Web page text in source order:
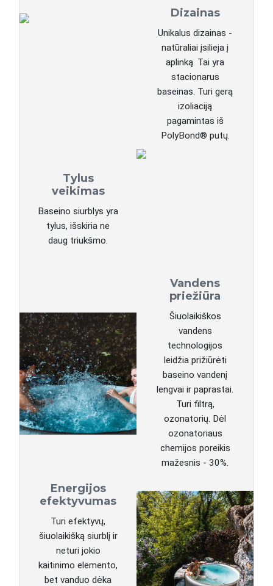
Dizainas
Unikalus dizainas -
natūraliai įsilieja į
aplinką. Tai yra
stacionarus
baseinas. Turi gerą
izoliaciją
pagamintas iš
PolyBond® putų.
Tylus
veikimas
Baseino siurblys yra
tylus, išskiria ne
daug triukšmo.
Vandens
priežiūra
Šiuolaikiškos
vandens
technologijos
leidžia prižiūrėti
baseino vandenį
lengvai ir paprastai.
Turi filtrą,
ozonatorių. Dėl
ozonatoriaus
chemijos poreikis
mažesnis - 30%.
Energijos
efektyvumas
Turi efektyvų,
šiuolaikišką siurblį ir
neturi jokio
kaitinimo elemento,
bet vanduo dėka